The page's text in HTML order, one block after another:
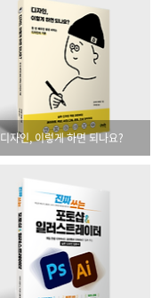
디자인, 이렇게 하면 되나요?